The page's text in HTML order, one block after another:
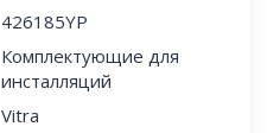
426185YP
Комплектующие для
инсталляций
Vitra